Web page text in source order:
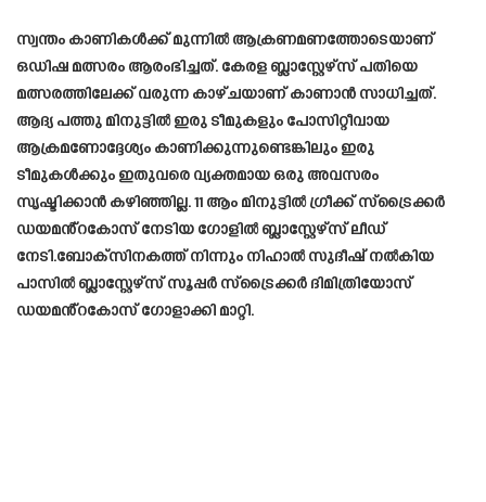
സ്വന്തം കാണികൾക്ക് മുന്നിൽ ആക്രണമണത്തോടെയാണ്
ഒഡിഷ മത്സരം ആരംഭിച്ചത്. കേരള ബ്ലാസ്റ്റേഴ്‌സ് പതിയെ
മത്സരത്തിലേക്ക് വരുന്ന കാഴ്ചയാണ് കാണാൻ സാധിച്ചത്.
ആദ്യ പത്തു മിനുട്ടിൽ ഇരു ടീമുകളും പോസിറ്റീവായ
ആക്രമണോദ്ദേശ്യം കാണിക്കുന്നുണ്ടെങ്കിലും ഇരു
ടീമുകൾക്കും ഇതുവരെ വ്യക്തമായ ഒരു അവസരം
സൃഷ്ടിക്കാൻ കഴിഞ്ഞില്ല. 11 ആം മിനുട്ടിൽ ഗ്രീക്ക് സ്‌ട്രൈക്കർ
ഡയമൻ്റകോസ് നേടിയ ഗോളിൽ ബ്ലാസ്റ്റേഴ്‌സ് ലീഡ്
നേടി.ബോക്സിനകത്ത് നിന്നും നിഹാൽ സുദീഷ് നൽകിയ
പാസിൽ ബ്ലാസ്റ്റേഴ്സ് സൂപ്പർ സ്ട്രൈക്കർ ദി​മി​ത്രി​യോ​സ്
ഡയമൻ്റകോസ് ഗോളാക്കി മാറ്റി.